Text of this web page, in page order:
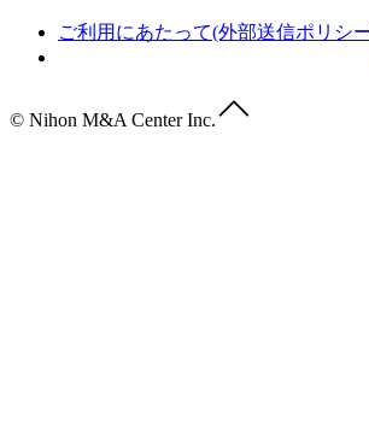
ご利用にあたって(外部送信ポリシ
© Nihon M&A Center Inc.